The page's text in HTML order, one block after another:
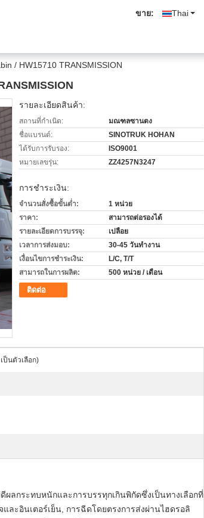
Thai
ขาย:
/ HW15710 TRANSMISSION
รายละเอียดสินค้า:
สถานที่กำเนิด:
มณฑลซานตง
ชื่อแบรนด์:
SINOTRUK HOHAN
ได้รับการรับรอง:
ISO9001
หมายเลขรุ่น:
ZZ4257N3247
การชำระเงิน:
จำนวนสั่งซื้อขั้นต่ำ:
1 หน่วย
ราคา:
สามารถต่อรองได้
รายละเอียดการบรรจุ:
เปลือย
เวลาการส่งมอบ:
30-45 วันทำงาน
เงื่อนไขการชำระเงิน:
L/C, T/T
สามารถในการผลิต:
500 หน่วย / เดือน
ติดต่อ
ป็นตัวเลือก)
ลกระทบหนักและการบรรทุกเกินพิกัดซึ่งเป็นทางเลือกที่
ละอินเตอร์เย็น, การฉีดโดยตรงการส่งผ่านไฮดรอลิ